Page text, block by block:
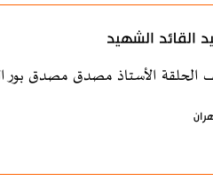
القائد الشهيد
الأستاذ مصدق مصدق بور